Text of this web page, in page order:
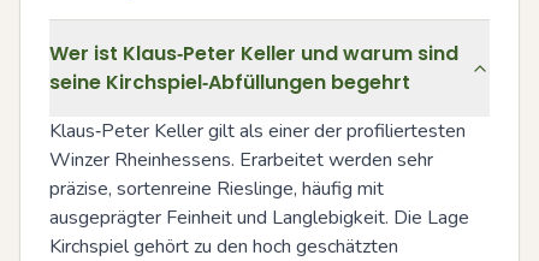
Wer ist Klaus‑Peter Keller und warum sind
seine Kirchspiel‑Abfüllungen begehrt
Klaus‑Peter Keller gilt als einer der profiliertesten
Winzer Rheinhessens. Erarbeitet werden sehr
präzise, sortenreine Rieslinge, häufig mit
ausgeprägter Feinheit und Langlebigkeit. Die Lage
Kirchspiel gehört zu den hoch geschätzten